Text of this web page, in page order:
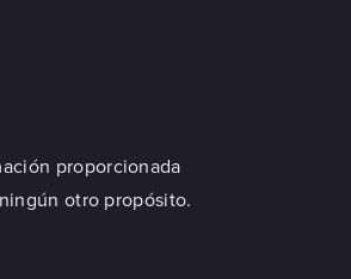
proporcionada
otro propósito.